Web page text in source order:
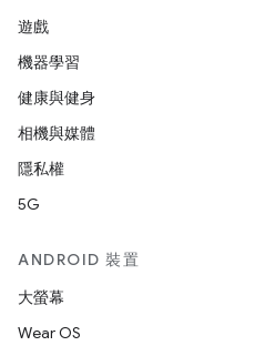
遊戲
機器學習
健康與健身
相機與媒體
隱私權
5G
ANDROID 裝置
大螢幕
Wear OS